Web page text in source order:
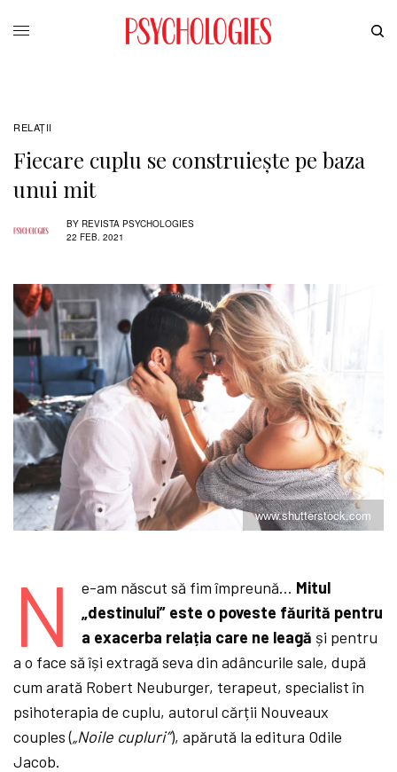
RELAŢII
Fiecare cuplu se construieşte pe baza
unui mit
BY REVISTA PSYCHOLOGIES
22 FEB. 2021
www.shutterstock.com
N e-am născut să fim împreună… Mitul
„destinului” este o poveste făurită pentru
a exacerba relația care ne leagă și pentru
a o face să își extragă seva din adâncurile sale, după
cum arată Robert Neuburger, terapeut, specialist în
psihoterapia de cuplu, autorul cărții Nouveaux
couples („Noile cupluri”), apărută la editura Odile
Jacob.